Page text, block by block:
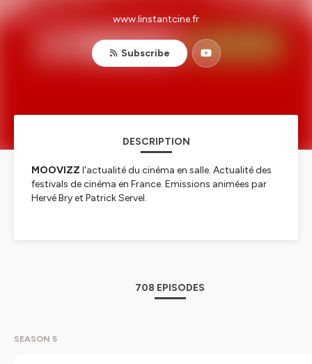
www.linstantcine.fr
Subscribe
DESCRIPTION
MOOVIZZ l'actualité du cinéma en salle. Actualité des
festivals de cinéma en France. Emissions animées par
Hervé Bry et Patrick Servel.
708 EPISODES
SEASON 5